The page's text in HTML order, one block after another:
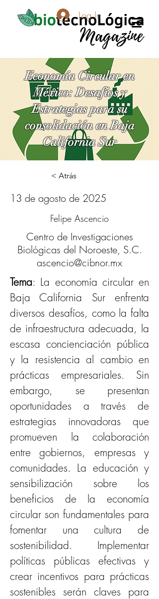
Log In
Economía Circular en
México: Desafíos y
Estrategias para su
consolidación en Baja
California Sur
< Atrás
13 de agosto de 2025
Felipe Ascencio
Centro de Investigaciones
Biológicas del Noroeste, S.C.
ascencio@cibnor.mx
Tema: La economía circular en
Baja California Sur enfrenta
diversos desafíos, como la falta
de infraestructura adecuada, la
escasa concienciación pública
y la resistencia al cambio en
prácticas empresariales. Sin
embargo, se presentan
oportunidades a través de
estrategias innovadoras que
promueven la colaboración
entre gobiernos, empresas y
comunidades. La educación y
sensibilización sobre los
beneficios de la economía
circular son fundamentales para
fomentar una cultura de
sostenibilidad. Implementar
políticas públicas efectivas y
crear incentivos para prácticas
sostenibles serán claves para